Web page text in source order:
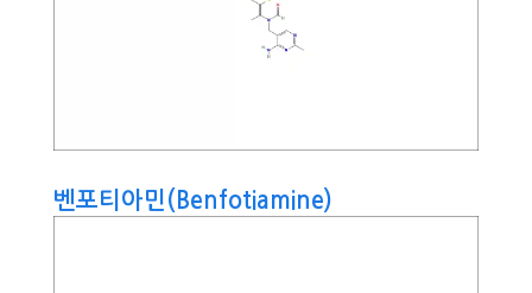
벤포티아민(Benfotiamine)